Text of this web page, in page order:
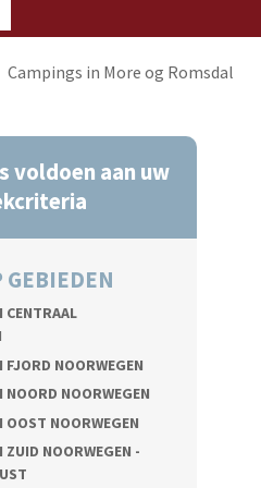
Campings in More og Romsdal
voldoen aan uw
GEBIEDEN
CENTRAAL
FJORD NOORWEGEN
NOORD NOORWEGEN
OOST NOORWEGEN
ZUID NOORWEGEN -